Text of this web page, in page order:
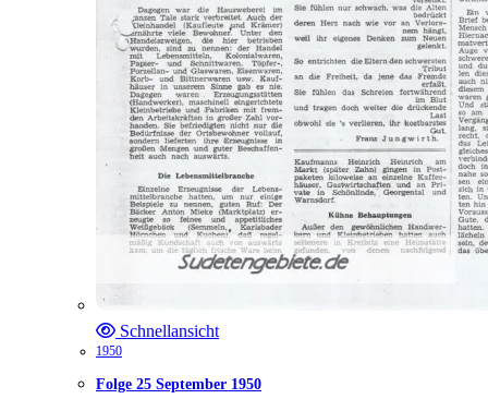
Schnellansicht
1950
Folge 25 September 1950